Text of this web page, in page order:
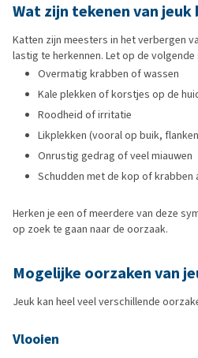
Wat zijn tekenen van
Katten zijn meesters in het verbergen
lastig te herkennen. Let op de volgende
Overmatig krabben of wassen
Kale plekken of korstjes op de
Roodheid of irritatie
Likplekken (vooral op buik,
Onrustig gedrag of veel miauwen
Schudden met de kop of krabben
Herken je een of meerdere van deze
op zoek te gaan naar de oorzaak.
Mogelijke oorzaken van
Jeuk kan heel veel verschillende
Vlooien